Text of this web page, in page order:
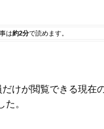
は約2分で読めます。
けが閲覧できる現在
。